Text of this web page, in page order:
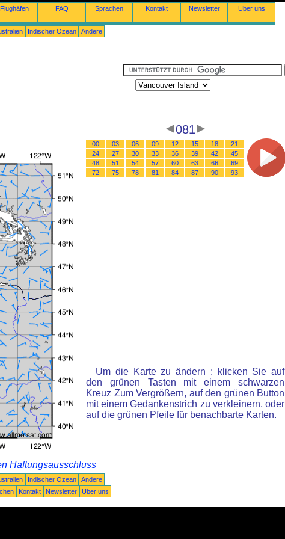
Flughäfen FAQ Sprachen Kontakt Newsletter Über uns
Indischer Ozean Andere
081
00 03 06 09 12 15 18
21
24
27 30 33 36 39 42
45
48
51 54 57 60 63 66
69
72
75 78 81 84 87 90 93
Um die Karte zu ändern : klicken Sie auf
den grünen Tasten mit einem schwarzen
Kreuz Zum Vergrößern, auf den grünen Button
mit einem Gedankenstrich zu verkleinern, oder
auf die grünen Pfeile für benachbarte Karten.
Haftungsausschluss
Indischer Ozean
Andere
Kontakt Newsletter Über uns